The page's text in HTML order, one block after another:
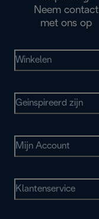
Neem contact
met ons op
Winkelen
Geinspireerd zijn
Mijn Account
Klantenservice